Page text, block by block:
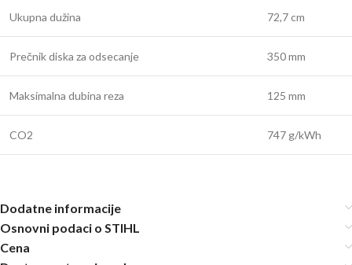
Ukupna dužina 72,7 cm
Prečnik diska za odsecanje 350 mm
Maksimalna dubina reza 125 mm
CO2 747 g/kWh
Dodatne informacije
Osnovni podaci o STIHL
Cena